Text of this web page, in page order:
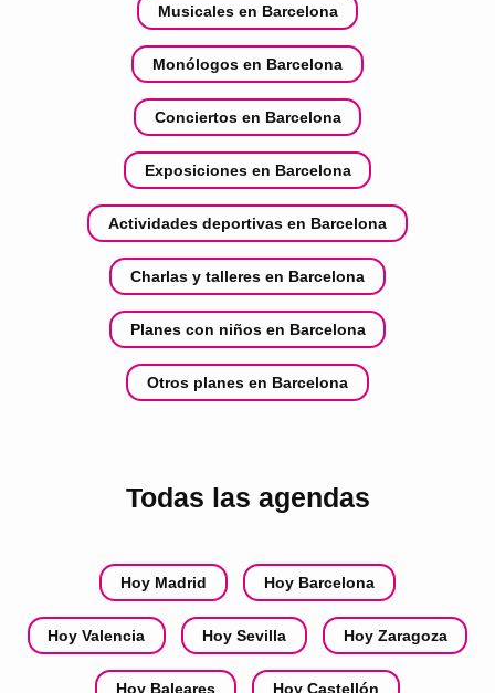
Musicales en Barcelona
Monólogos en Barcelona
Conciertos en Barcelona
Exposiciones en Barcelona
Actividades deportivas en Barcelona
Charlas y talleres en Barcelona
Planes con niños en Barcelona
Otros planes en Barcelona
Todas las agendas
Hoy Madrid Hoy Barcelona
Hoy Valencia Hoy Sevilla Hoy Zaragoza
Hoy Baleares Hoy Castellón